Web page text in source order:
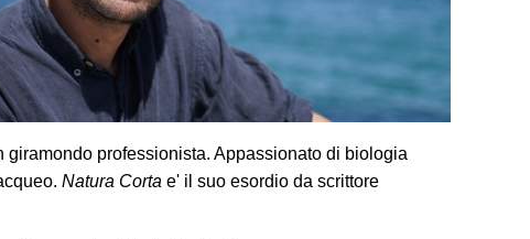
giramondo professionista. Appassionato di biologia
Natura Corta e' il suo esordio da scrittore